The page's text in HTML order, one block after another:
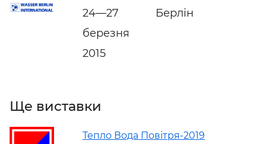
24—27
березня
2015
Берлін
Ще виставки
Тепло Вода Повітря-2019